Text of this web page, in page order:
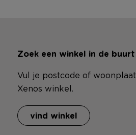
Zoek een winkel in de buurt
Vul je postcode of
Xenos winkel.
vind winkel